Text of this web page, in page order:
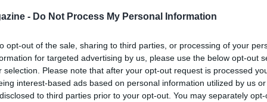
- Do Not Process My Personal Information
opt-out of the sale, sharing to third parties, or processing of your
for targeted advertising by us, please use the below opt-out
selection. Please note that after your opt-out request is processed
interest-based ads based on personal information utilized by us
to third parties prior to your opt-out. You may separately
maniera dolorosa, dopo mesi da separato
scadenza del suo contratto. Eppure
Marsiglia, ha voluto dedicare
ex tifosi italiani.